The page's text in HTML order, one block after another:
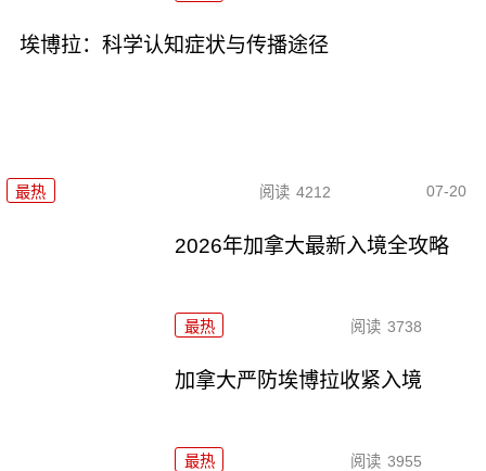
埃博拉：科学认知症状与传播途径
最热 阅读 4212 07-20
2026年加拿大最新入境全攻略
最热 阅读 3738
加拿大严防埃博拉收紧入境
最热 阅读 3955